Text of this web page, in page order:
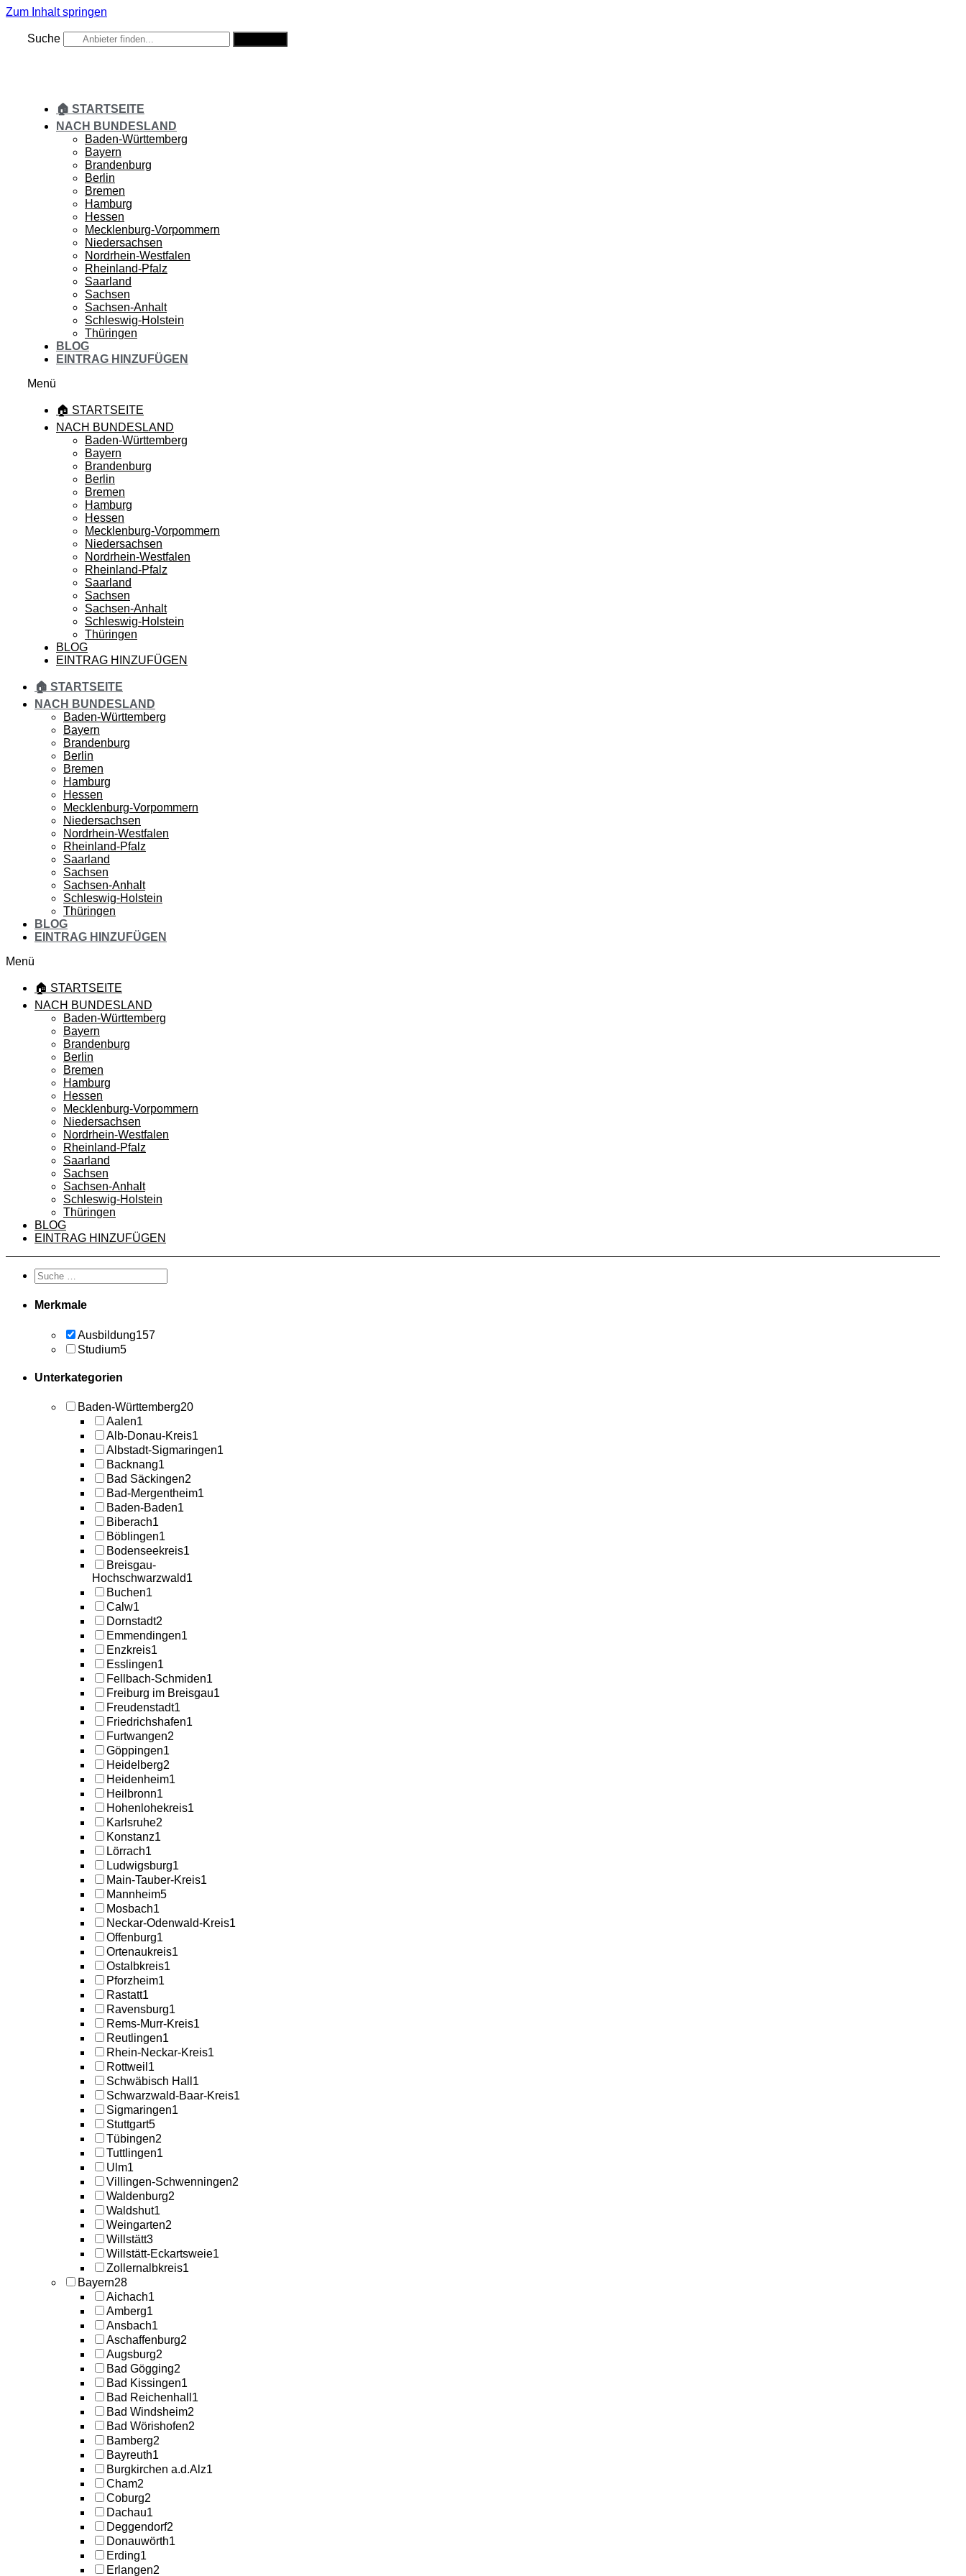
Zum Inhalt springen
Suche
🏠 STARTSEITE
NACH BUNDESLAND
Baden-Württemberg
Bayern
Brandenburg
Berlin
Bremen
Hamburg
Hessen
Mecklenburg-Vorpommern
Niedersachsen
Nordrhein-Westfalen
Rheinland-Pfalz
Saarland
Sachsen
Sachsen-Anhalt
Schleswig-Holstein
Thüringen
BLOG
EINTRAG HINZUFÜGEN
Menü
🏠 STARTSEITE
NACH BUNDESLAND
Baden-Württemberg
Bayern
Brandenburg
Berlin
Bremen
Hamburg
Hessen
Mecklenburg-Vorpommern
Niedersachsen
Nordrhein-Westfalen
Rheinland-Pfalz
Saarland
Sachsen
Sachsen-Anhalt
Schleswig-Holstein
Thüringen
BLOG
EINTRAG HINZUFÜGEN
🏠 STARTSEITE
NACH BUNDESLAND
Baden-Württemberg
Bayern
Brandenburg
Berlin
Bremen
Hamburg
Hessen
Mecklenburg-Vorpommern
Niedersachsen
Nordrhein-Westfalen
Rheinland-Pfalz
Saarland
Sachsen
Sachsen-Anhalt
Schleswig-Holstein
Thüringen
BLOG
EINTRAG HINZUFÜGEN
Menü
🏠 STARTSEITE
NACH BUNDESLAND
Baden-Württemberg
Bayern
Brandenburg
Berlin
Bremen
Hamburg
Hessen
Mecklenburg-Vorpommern
Niedersachsen
Nordrhein-Westfalen
Rheinland-Pfalz
Saarland
Sachsen
Sachsen-Anhalt
Schleswig-Holstein
Thüringen
BLOG
EINTRAG HINZUFÜGEN
Merkmale
Ausbildung157
Studium5
Unterkategorien
Baden-Württemberg20
Aalen1
Alb-Donau-Kreis1
Albstadt-Sigmaringen1
Backnang1
Bad Säckingen2
Bad-Mergentheim1
Baden-Baden1
Biberach1
Böblingen1
Bodenseekreis1
Breisgau-
Hochschwarzwald1
Buchen1
Calw1
Dornstadt2
Emmendingen1
Enzkreis1
Esslingen1
Fellbach-Schmiden1
Freiburg im Breisgau1
Freudenstadt1
Friedrichshafen1
Furtwangen2
Göppingen1
Heidelberg2
Heidenheim1
Heilbronn1
Hohenlohekreis1
Karlsruhe2
Konstanz1
Lörrach1
Ludwigsburg1
Main-Tauber-Kreis1
Mannheim5
Mosbach1
Neckar-Odenwald-Kreis1
Offenburg1
Ortenaukreis1
Ostalbkreis1
Pforzheim1
Rastatt1
Ravensburg1
Rems-Murr-Kreis1
Reutlingen1
Rhein-Neckar-Kreis1
Rottweil 1
Schwäbisch Hall 1
Schwarzwald-Baar-Kreis1
Sigmaringen1
Stuttgart5
Tübingen2
Tuttlingen1
Ulm1
Villingen-Schwenningen2
Waldenburg2
Waldshut1
Weingarten2
Willstätt3
Willstätt-Eckartsweie1
Zollernalbkreis1
Bayern28
Aichach1
Amberg1
Ansbach1
Aschaffenburg2
Augsburg2
Bad Gögging2
Bad Kissingen1
Bad Reichenhall 1
Bad Windsheim2
Bad Wörishofen2
Bamberg2
Bayreuth1
Burgkirchen a.d.Alz1
Cham2
Coburg2
Dachau1
Deggendorf2
Donauwörth1
Erding1
Erlangen2